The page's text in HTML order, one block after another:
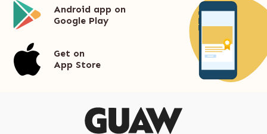
Android app on
Google Play
Get on
App Store